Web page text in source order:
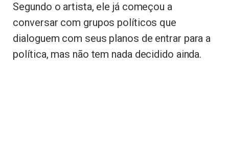
Segundo o artista, ele já começou a
conversar com grupos políticos que
dialoguem com seus planos de entrar para a
política, mas não tem nada decidido ainda.